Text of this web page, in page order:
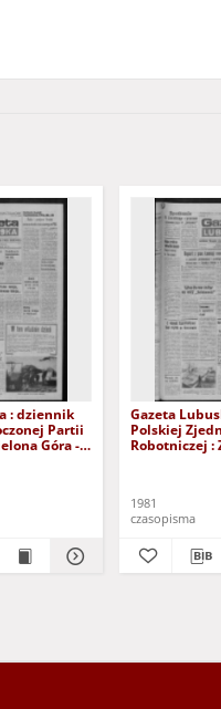
: dziennik
Partii
Góra -
Gazeta
Polskiej
Robotniczej :
1981
czasopisma